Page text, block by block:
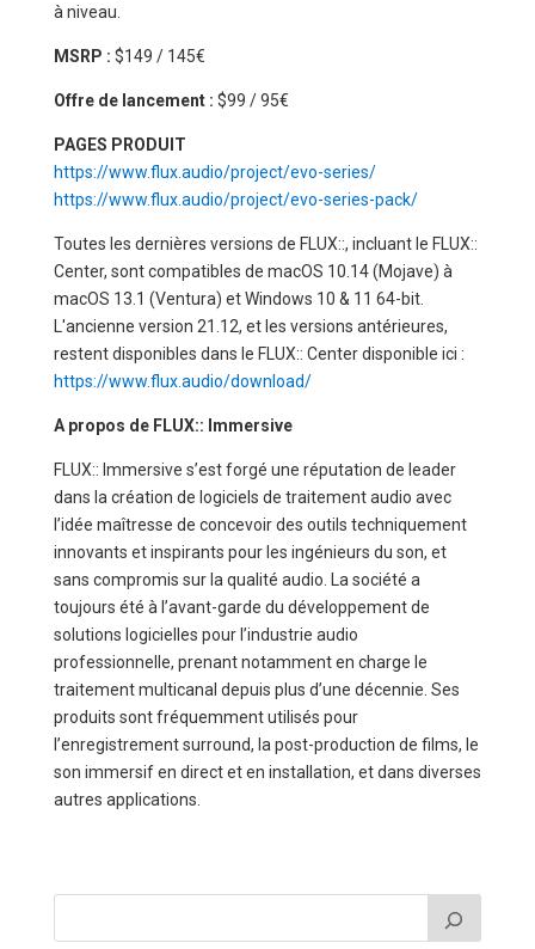
à niveau.
MSRP : $149 / 145€
Offre de lancement : $99 / 95€
PAGES PRODUIT
https://www.flux.audio/project/evo-series/
https://www.flux.audio/project/evo-series-pack/
Toutes les dernières versions de FLUX::, incluant le FLUX::
Center, sont compatibles de macOS 10.14 (Mojave) à
macOS 13.1 (Ventura) et Windows 10 & 11 64-bit.
L'ancienne version 21.12, et les versions antérieures,
restent disponibles dans le FLUX:: Center disponible ici :
https://www.flux.audio/download/
A propos de FLUX:: Immersive
FLUX:: Immersive s’est forgé une réputation de leader
dans la création de logiciels de traitement audio avec
l’idée maîtresse de concevoir des outils techniquement
innovants et inspirants pour les ingénieurs du son, et
sans compromis sur la qualité audio. La société a
toujours été à l’avant-garde du développement de
solutions logicielles pour l’industrie audio
professionnelle, prenant notamment en charge le
traitement multicanal depuis plus d’une décennie. Ses
produits sont fréquemment utilisés pour
l’enregistrement surround, la post-production de films, le
son immersif en direct et en installation, et dans diverses
autres applications.